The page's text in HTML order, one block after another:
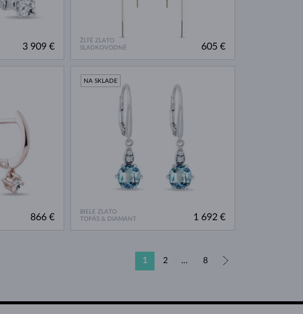
3 909 €
ŽLTÉ ZLATO
SLADKOVODNÉ
605 €
866 €
BIELE ZLATO
TOPÁS & DIAMANT
NA SKLADE
1 692 €
1 2 … 8